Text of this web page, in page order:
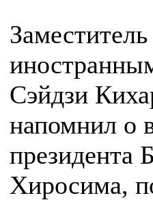
Сэйдзи
напомнил о
президента
Хиросима,